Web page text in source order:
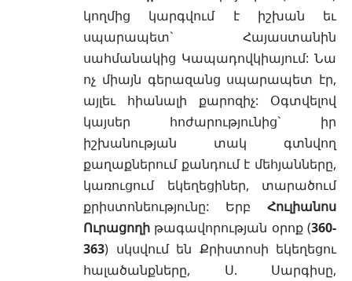
կողմից կարգվում է իշխան եւ
սպարապետ` Հայաստանին
սահմանակից Կապադովկիայում: Նա
ոչ միայն գերազանց սպարապետ էր,
այլեւ հիանալի քարոզիչ: Օգտվելով
կայսեր հոժարությունից` իր
իշխանության տակ գտնվող
քաղաքներում քանդում է մեհյանները,
կառուցում եկեղեցիներ, տարածում
քրիստոնեությունը: Երբ Հուլիանոս
Ուրացողի թագավորության օրոք (360-
363) սկսվում են Քրիստոսի եկեղեցու
հալածանքները, Ս. Սարգիսը,